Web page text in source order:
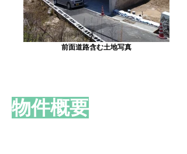
前面道路含む土地写真
​物件概要